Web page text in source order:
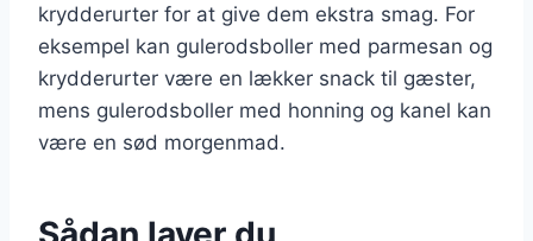
krydderurter for at give dem ekstra smag. For
eksempel kan gulerodsboller med parmesan og
krydderurter være en lækker snack til gæster,
mens gulerodsboller med honning og kanel kan
være en sød morgenmad.